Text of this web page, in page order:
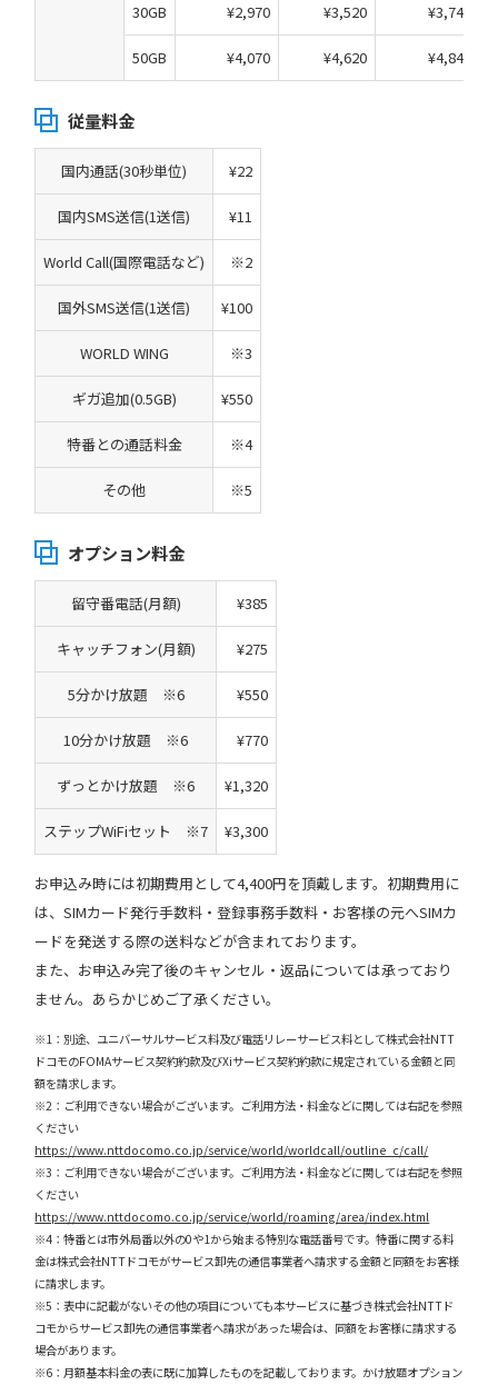
30GB ¥2,970 ¥3,520 ¥3,740
50GB ¥4,070 ¥4,620 ¥4,840
従量料金
国内通話(30秒単位) ¥22
国内SMS送信(1送信) ¥11
World Call(国際電話など) ※2
国外SMS送信(1送信) ¥100
WORLD WING ※3
ギガ追加(0.5GB) ¥550
特番との通話料金 ※4
その他 ※5
オプション料金
留守番電話(月額) ¥385
キャッチフォン(月額) ¥275
5分かけ放題 ※6 ¥550
10分かけ放題 ※6 ¥770
ずっとかけ放題 ※6 ¥1,320
ステップWiFiセット ※7 ¥3,300
お申込み時には初期費用として4,400円を頂戴します。初期費用に
は、SIMカード発行手数料・登録事務手数料・お客様の元へSIMカ
ードを発送する際の送料などが含まれております。
また、お申込み完了後のキャンセル・返品については承っており
ません。あらかじめご了承ください。
※1：別途、ユニバーサルサービス料及び電話リレーサービス料として株式会社NTT
ドコモのFOMAサービス契約約款及びXiサービス契約約款に規定されている金額と同
額を請求します。
※2：ご利用できない場合がございます。ご利用方法・料金などに関しては右記を参照
ください
https://www.nttdocomo.co.jp/service/world/worldcall/outline_c/call/
※3：ご利用できない場合がございます。ご利用方法・料金などに関しては右記を参照
ください
https://www.nttdocomo.co.jp/service/world/roaming/area/index.html
※4：特番とは市外局番以外の0や1から始まる特別な電話番号です。特番に関する料
金は株式会社NTTドコモがサービス卸先の通信事業者へ請求する金額と同額をお客様
に請求します。
※5：表中に記載がないその他の項目についても本サービスに基づき株式会社NTTド
コモからサービス卸先の通信事業者へ請求があった場合は、同額をお客様に請求する
場合があります。
※6：月額基本料金の表に既に加算したものを記載しております。かけ放題オプション